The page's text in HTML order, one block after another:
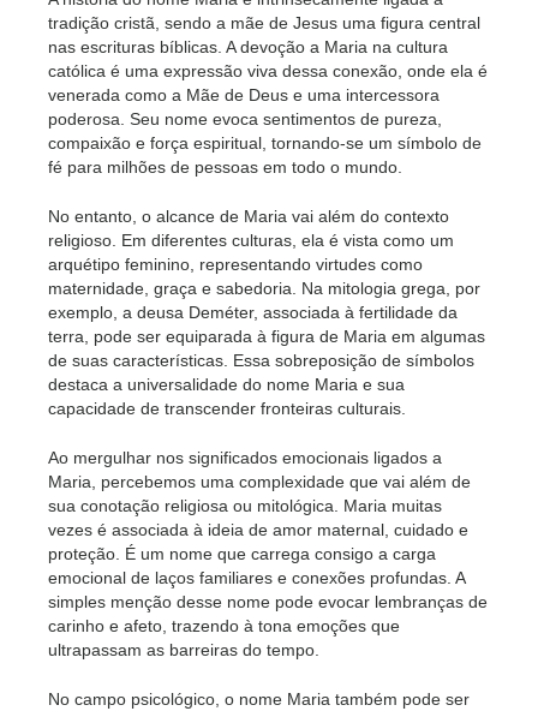
tradição cristã, sendo a mãe de Jesus uma figura central
nas escrituras bíblicas. A devoção a Maria na cultura
católica é uma expressão viva dessa conexão, onde ela é
venerada como a Mãe de Deus e uma intercessora
poderosa. Seu nome evoca sentimentos de pureza,
compaixão e força espiritual, tornando-se um símbolo de
fé para milhões de pessoas em todo o mundo.
No entanto, o alcance de Maria vai além do contexto
religioso. Em diferentes culturas, ela é vista como um
arquétipo feminino, representando virtudes como
maternidade, graça e sabedoria. Na mitologia grega, por
exemplo, a deusa Deméter, associada à fertilidade da
terra, pode ser equiparada à figura de Maria em algumas
de suas características. Essa sobreposição de símbolos
destaca a universalidade do nome Maria e sua
capacidade de transcender fronteiras culturais.
Ao mergulhar nos significados emocionais ligados a
Maria, percebemos uma complexidade que vai além de
sua conotação religiosa ou mitológica. Maria muitas
vezes é associada à ideia de amor maternal, cuidado e
proteção. É um nome que carrega consigo a carga
emocional de laços familiares e conexões profundas. A
simples menção desse nome pode evocar lembranças de
carinho e afeto, trazendo à tona emoções que
ultrapassam as barreiras do tempo.
No campo psicológico, o nome Maria também pode ser